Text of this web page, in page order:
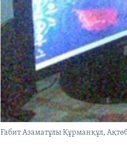
Ғабит Азаматұлы Құрманқұл,